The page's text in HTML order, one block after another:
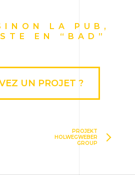
LA PUB,
EN “BAD”
UN PROJET ?
PROJEKT
HOLWEGWEBER
GROUP